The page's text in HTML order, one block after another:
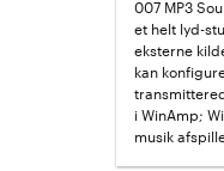
007 MP3
et helt lyd-
eksterne
kan
i WinAmp;
musik